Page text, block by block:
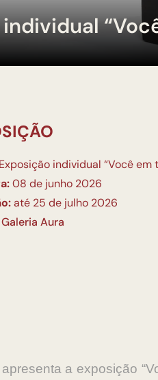
Exposição individual “Você em
08 de junho 2026
até 25 de julho 2026
Galeria Aura
a exposição